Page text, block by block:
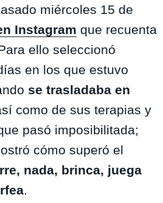
miércoles 15 de
Instagram que recuenta
ello seleccionó
en los que estuvo
se trasladaba en
como de sus terapias y
pasó imposibilitada;
cómo superó el
nada, brinca, juega
.